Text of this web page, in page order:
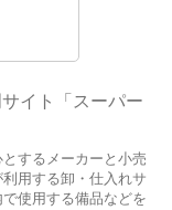
イト「スーパー
するメーカーと小売
用する卸・仕入れサ
使用する備品などを